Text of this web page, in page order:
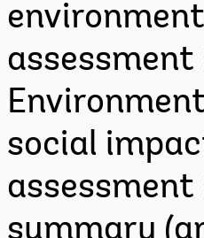
assessment
social
assessment
summary